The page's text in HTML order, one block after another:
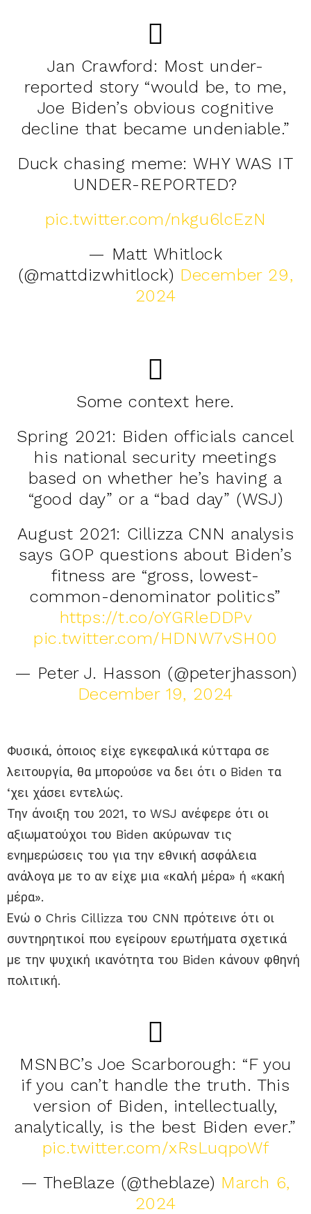
Jan Crawford: Most under-
reported story “would be, to me,
Joe Biden’s obvious cognitive
decline that became undeniable.”
Duck chasing meme: WHY WAS IT
UNDER-REPORTED?
pic.twitter.com/nkgu6lcEzN
— Matt Whitlock
(@mattdizwhitlock) December 29,
2024
Some context here.
Spring 2021: Biden officials cancel
his national security meetings
based on whether he’s having a
“good day” or a “bad day” (WSJ)
August 2021: Cillizza CNN analysis
says GOP questions about Biden’s
fitness are “gross, lowest-
common-denominator politics”
https://t.co/oYGRleDDPv
pic.twitter.com/HDNW7vSH00
— Peter J. Hasson (@peterjhasson)
December 19, 2024
Φυσικά, όποιος είχε εγκεφαλικά κύτταρα σε
λειτουργία, θα μπορούσε να δει ότι ο Biden τα
‘χει χάσει εντελώς.
Την άνοιξη του 2021, το WSJ ανέφερε ότι οι
αξιωματούχοι του Biden ακύρωναν τις
ενημερώσεις του για την εθνική ασφάλεια
ανάλογα με το αν είχε μια «καλή μέρα» ή «κακή
μέρα».
Ενώ ο Chris Cillizza του CNN πρότεινε ότι οι
συντηρητικοί που εγείρουν ερωτήματα σχετικά
με την ψυχική ικανότητα του Biden κάνουν φθηνή
πολιτική.
MSNBC’s Joe Scarborough: “F you
if you can’t handle the truth. This
version of Biden, intellectually,
analytically, is the best Biden ever.”
pic.twitter.com/xRsLuqpoWf
— TheBlaze (@theblaze) March 6,
2024